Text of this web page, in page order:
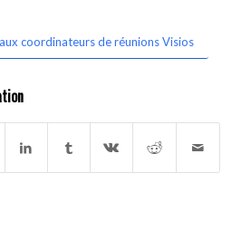
coordinateurs de réunions Visios